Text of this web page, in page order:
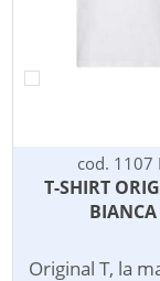
cod. 1107
T-SHIRT
BIANCA
Original T, la